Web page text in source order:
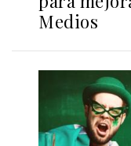
Medios